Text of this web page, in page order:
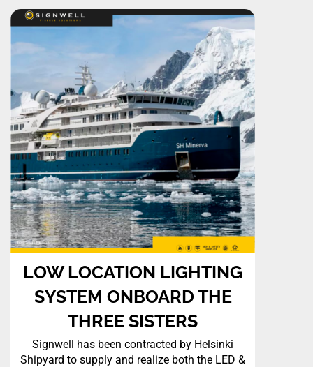
LOW LOCATION LIGHTING
SYSTEM ONBOARD THE
THREE SISTERS
Signwell has been contracted by Helsinki
Shipyard to supply and realize both the LED &